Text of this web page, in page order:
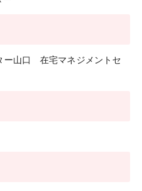
ー山口 在宅マネジメントセ